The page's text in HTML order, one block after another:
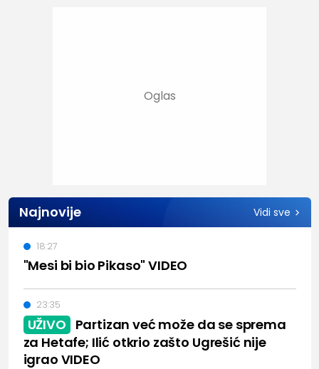
Najnovije Vidi sve
"Mesi bi bio Pikaso" VIDEO
18:27
UŽIVO Partizan već može da se sprema
za Hetafe; Ilić otkrio zašto Ugrešić nije
igrao VIDEO
23:35